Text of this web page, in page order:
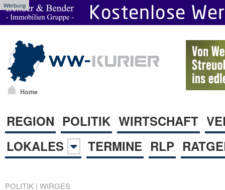
Werbung
Home
REGION POLITIK WIRTSCHAFT
LOKALES
TERMINE RLP
POLITIK | WIRGES